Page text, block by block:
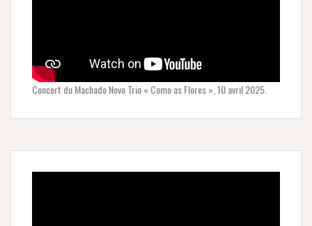
Concert du Machado Novo Trio « Como as Flores », 10 avril 2025.